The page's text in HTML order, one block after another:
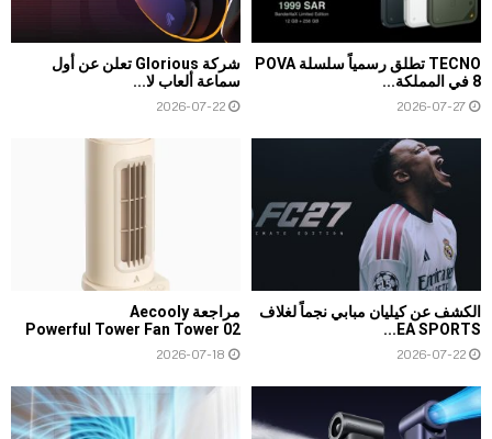
TECNO تطلق رسمياً سلسلة POVA
8 في المملكة...
2026-07-27
شركة Glorious تعلن عن أول
سماعة ألعاب لا...
2026-07-22
الكشف عن كيليان مبابي نجماً لغلاف
EA SPORTS...
2026-07-22
مراجعة Aecooly
Powerful Tower Fan Tower 02
2026-07-18